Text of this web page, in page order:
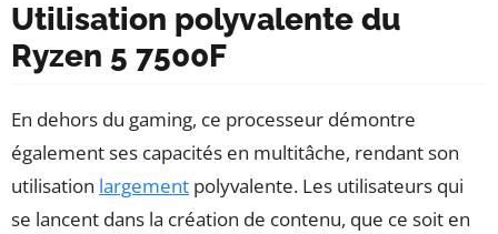
Utilisation polyvalente du
Ryzen 5 7500F
En dehors du gaming, ce processeur démontre
également ses capacités en multitâche, rendant son
utilisation largement polyvalente. Les utilisateurs qui
se lancent dans la création de contenu, que ce soit en